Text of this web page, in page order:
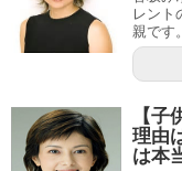
レント
親です
【
理由
は本